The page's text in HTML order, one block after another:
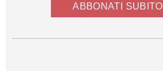
ABBONATI SUBITO